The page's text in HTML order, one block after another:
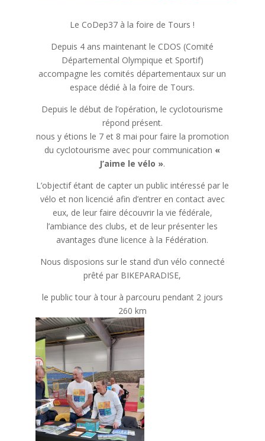
Le CoDep37 à la foire de Tours !
Depuis 4 ans maintenant le CDOS (Comité
Départemental Olympique et Sportif)
accompagne les comités départementaux sur un
espace dédié à la foire de Tours.
Depuis le début de l’opération, le cyclotourisme
répond présent.
nous y étions le 7 et 8 mai pour faire la promotion
du cyclotourisme avec pour communication «
J’aime le vélo ».
L’objectif étant de capter un public intéressé par le
vélo et non licencié afin d’entrer en contact avec
eux, de leur faire découvrir la vie fédérale,
l’ambiance des clubs, et de leur présenter les
avantages d’une licence à la Fédération.
Nous disposions sur le stand d’un vélo connecté
prêté par BIKEPARADISE,
le public tour à tour à parcouru pendant 2 jours
260 km